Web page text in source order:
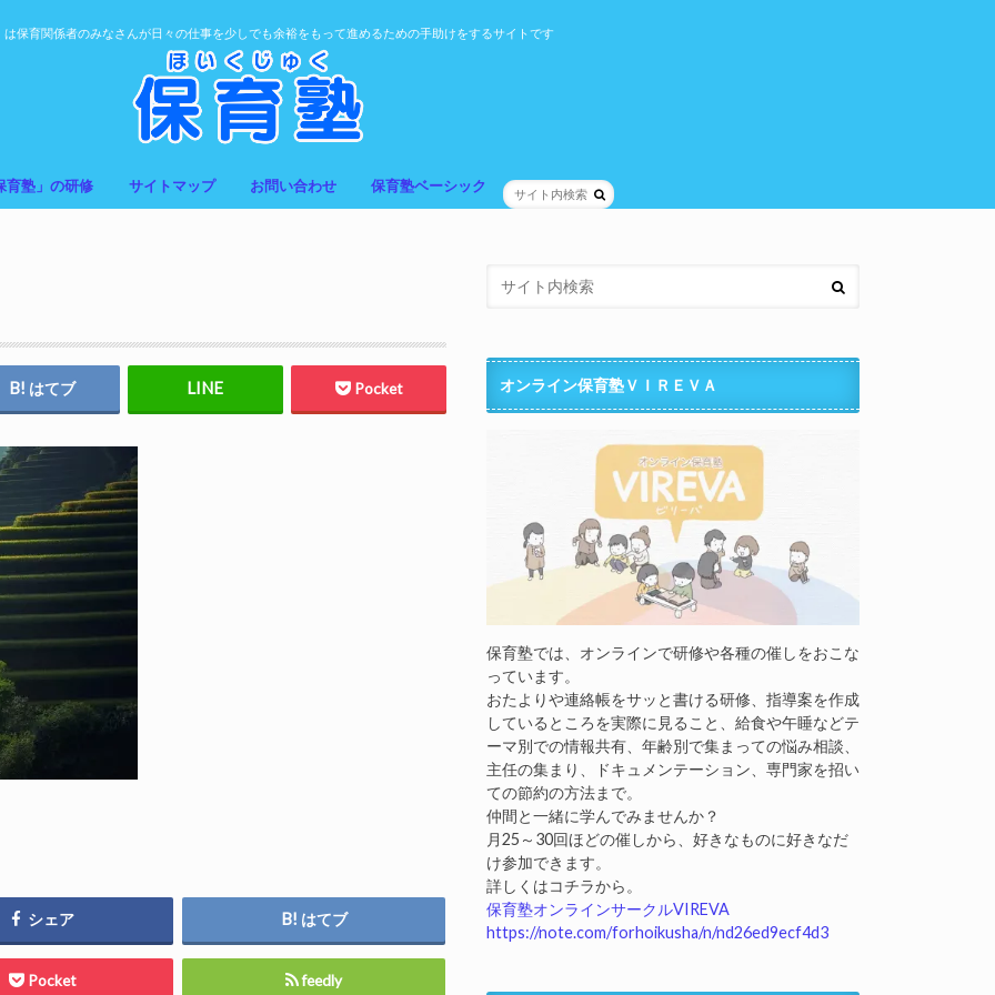
は保育関係者のみなさんが日々の仕事を少しでも余裕をもって進めるための手助けをするサイトです
育塾」の研修 サイトマップ お問い合わせ 保育塾ベーシック
はてブ Pocket
シェア はてブ
Pocket feedly
オンライン保育塾ＶＩＲＥＶＡ
保育塾では、オンラインで研修や各種の催しをおこな
っています。
おたよりや連絡帳をサッと書ける研修、指導案を作成
しているところを実際に見ること、給食や午睡などテ
ーマ別での情報共有、年齢別で集まっての悩み相談、
主任の集まり、ドキュメンテーション、専門家を招い
ての節約の方法まで。
仲間と一緒に学んでみませんか？
月25～30回ほどの催しから、好きなものに好きなだ
け参加できます。
詳しくはコチラから。
保育塾オンラインサークルVIREVA
https://note.com/forhoikusha/n/nd26ed9ecf4d3